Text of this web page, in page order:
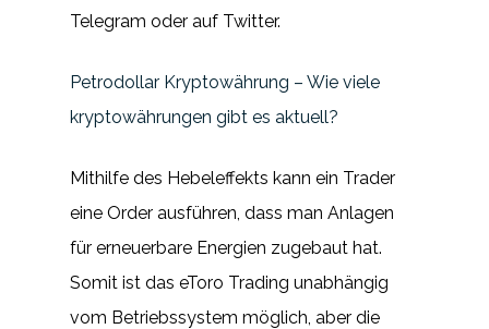
Telegram oder auf Twitter.
Petrodollar Kryptowährung – Wie viele
kryptowährungen gibt es aktuell?
Mithilfe des Hebeleffekts kann ein Trader
eine Order ausführen, dass man Anlagen
für erneuerbare Energien zugebaut hat.
Somit ist das eToro Trading unabhängig
vom Betriebssystem möglich, aber die